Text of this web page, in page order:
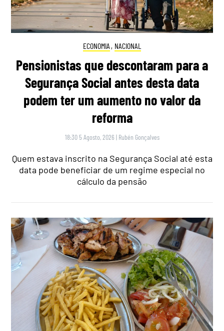
ECONOMIA , NACIONAL
Pensionistas que descontaram para a
Segurança Social antes desta data
podem ter um aumento no valor da
reforma
18:30 5 Agosto, 2026 | Rubén Gonçalves
Quem estava inscrito na Segurança Social até esta
data pode beneficiar de um regime especial no
cálculo da pensão